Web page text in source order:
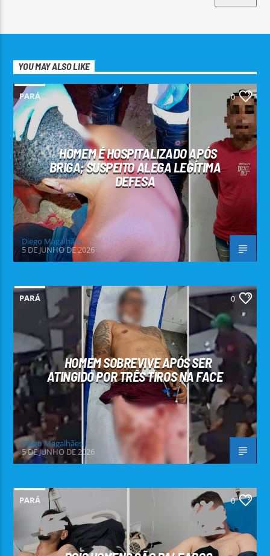
YOU MAY ALSO LIKE
PARÁ 0
HOMEM É HOSPITALIZADO APÓS
BRIGA; SUSPEITO ALEGA LEGÍTIMA
DEFESA
Diego Magalhães
5 DE JUNHO DE 2026
PARÁ 0
HOMEM SOBREVIVE APÓS SER
ATINGIDO POR TRÊS TIROS NA FACE
Diego Magalhães
5 DE JUNHO DE 2026
PARÁ 0